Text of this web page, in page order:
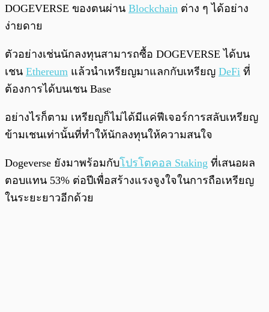
DOGEVERSE ของตนผ่าน Blockchain ต่าง ๆ ได้อย่าง
ง่ายดาย
ตัวอย่างเช่นนักลงทุนสามารถซื้อ DOGEVERSE ได้บน
เชน Ethereum แล้วนำเหรียญมาแลกกับเหรียญ DeFi ที่
ต้องการได้บนเชน Base
อย่างไรก็ตาม เหรียญก็ไม่ได้มีแค่ฟีเจอร์การสลับเหรียญ
ข้ามเชนเท่านั้นที่ทำให้นักลงทุนให้ความสนใจ
Dogeverse ยังมาพร้อมกับโปรโตคอล Staking ที่เสนอผล
ตอบแทน 53% ต่อปีเพื่อสร้างแรงจูงใจในการถือเหรียญ
ในระยะยาวอีกด้วย